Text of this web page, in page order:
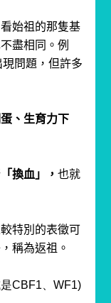
始祖的那隻基
盡相同。例
現問題，但許多
、生育力下
「換血」，也就
特別的表徵可
稱為返祖。
CBF1、WF1)